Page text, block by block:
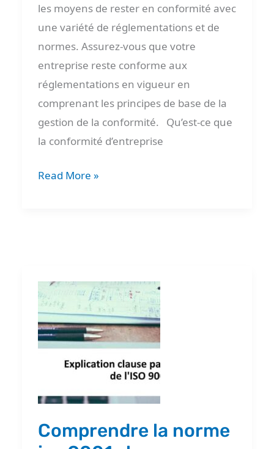
les moyens de rester en conformité avec
une variété de réglementations et de
normes. Assurez-vous que votre
entreprise reste conforme aux
réglementations en vigueur en
comprenant les principes de base de la
gestion de la conformité. Qu’est-ce que
la conformité d’entreprise
Read More »
Comprendre la norme
Comprendre
la
norme
iso
les
principes